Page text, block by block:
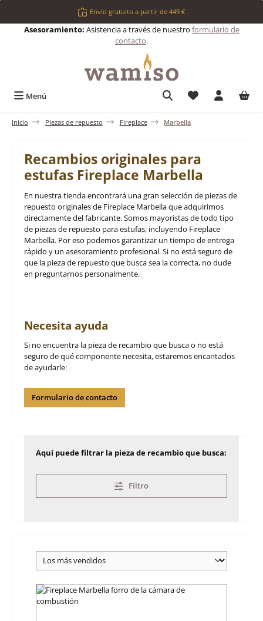
Saltar al contenido principalEnvío gratuito a partir de 449 €
Asesoramiento: Asistencia a través de nuestro formulario de
contacto.
Menú Tienes 0
Inicio Piezas de repuesto Fireplace Marbella
Recambios originales para
estufas Fireplace Marbella
En nuestra tienda encontrará una gran selección de piezas de
repuesto originales de Fireplace Marbella que adquirimos
directamente del fabricante. Somos mayoristas de todo tipo
de piezas de repuesto para estufas, incluyendo Fireplace
Marbella. Por eso podemos garantizar un tiempo de entrega
rápido y un asesoramiento profesional. Si no está seguro de
que la pieza de repuesto que busca sea la correcta, no dude
en preguntarnos personalmente.
Necesita ayuda
Si no encuentra la pieza de recambio que busca o no está
seguro de qué componente necesita, estaremos encantados
de ayudarle:
Formulario de contacto
Aquí puede filtrar la pieza de recambio que busca:
Filtro